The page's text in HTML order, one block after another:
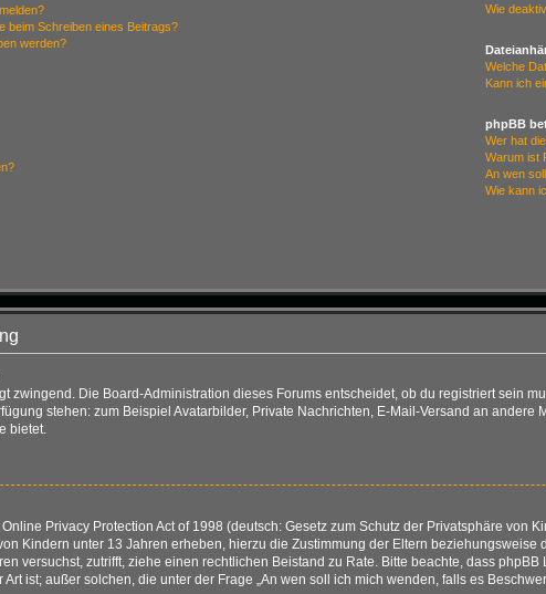
beim Schreiben eines Beitrags?
werden?
Wie
Welche
Kann ich
phpBB
Wer hat
Warum ist
An wen
Wie kann
zwingend. Die Board-Administration dieses Forums entscheidet, ob du registriert sein
stehen: zum Beispiel Avatarbilder, Private Nachrichten, E-Mail-Versand an
bietet.
Privacy Protection Act of 1998 (deutsch: Gesetz zum Schutz der Privatsphäre von
Kindern unter 13 Jahren erheben, hierzu die Zustimmung der Eltern
versuchst, zutrifft, ziehe einen rechtlichen Beistand zu Rate. Bitte beachte, dass
ist; außer solchen, die unter der Frage „An wen soll ich mich wenden, falls es